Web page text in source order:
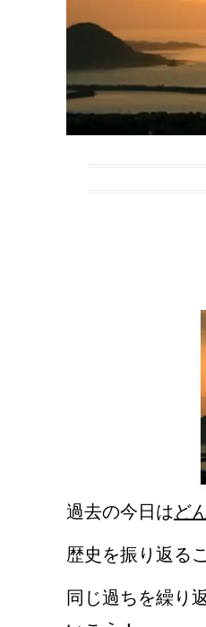
過去の今日は ど
歴史 を振り返る
同じ過ちを繰り